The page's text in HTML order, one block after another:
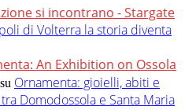
si incontrano - Stargate
di Volterra la storia diventa
An Exhibition on Ossola
su Ornamenta: gioielli, abiti e
Domodossola e Santa Maria